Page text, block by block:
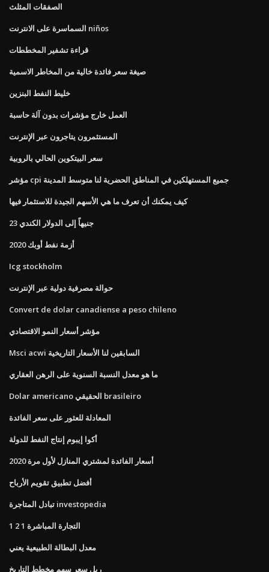
الصفقات المثلث
السماسرة على الانترنت niños
قراءة تشفير المخططات
صيغة سعر فائدة خالية من المخاطر الاسمية
خليط النفط البنزين
العمل خارج مؤشرات بدون آلة حاسبة
المستثمرون يتاجرون عبر الإنترنت
سعر البيتكوين الحالي بالروبية
مؤشر cpi جميع المستهلكين في المناطق الحضرية لنا متوسط ​​المدينة
كيف يمكنك أن تعرف ما هي الأسهم الجيدة للاستثمار فيها
23 جنيهاً إلى الدولار الكندي
أزمة نفط أوبك 2020
Icg stockholm
حوالة مصرفية دولية عبر الإنترنت
Convert de dolar canadiense a peso chileno
مؤشر أسعار النمو الاقتصادي
Msci acwi السابقين لنا الأسعار التاريخية
ما هو معدل النسبة السنوية على الرهن العقاري
Dolar americano الحقيقي brasileiro
المعادلة للعثور على سعر الفائدة
أكوا إيبوم إنتاج النفط للدولة
أسعار الفائدة لمشتري المنازل لأول مرة 2020
أفضل تطبيق تقويم الأرباح
تبادل المتاجرة investopedia
1 2 1 التجارة المباشرة
معدل البطالة الطبيعية يعني
ريل سعر سهم مخطط التاريخ